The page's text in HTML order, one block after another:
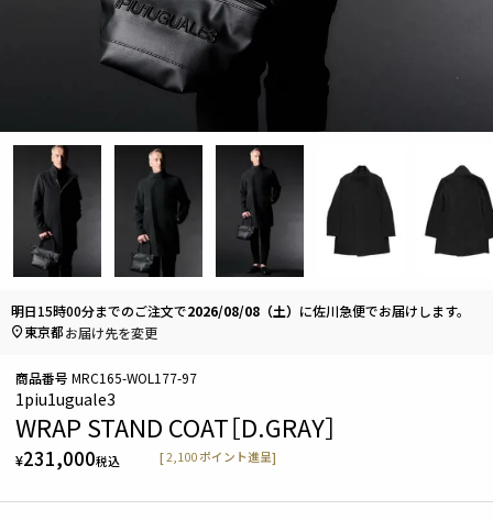
1piu1uguale3
WRAP STAND COAT［D.GRAY］
¥231,000税込 [2,100 ポイント進呈]
商品番号 MRC165-WOL177-97
明日15時00分までのご注文で2026/08/08（土） に佐川急便でお届けします。
東京都お届け先を変更